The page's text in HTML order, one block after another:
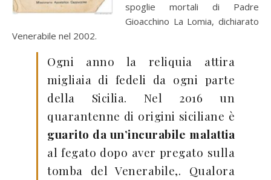
spoglie mortali di Padre
Gioacchino La Lomia, dichiarato
Venerabile nel 2002.
Ogni anno la reliquia attira
migliaia di fedeli da ogni parte
della Sicilia. Nel 2016 un
quarantenne di origini siciliane è
guarito da un’incurabile malattia
al fegato dopo aver pregato sulla
tomba del Venerabile,. Qualora